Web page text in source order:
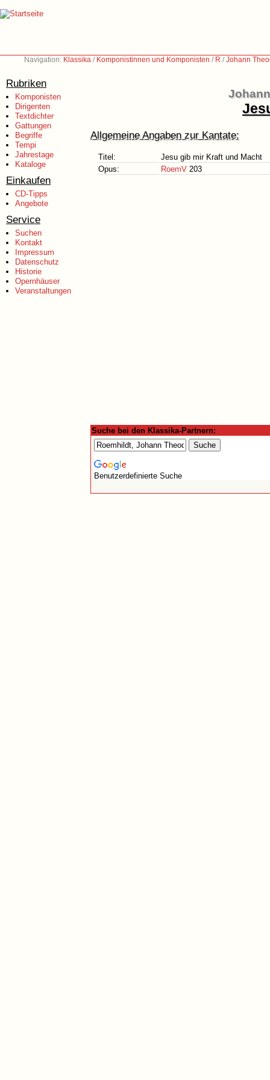
Navigation: Klassika / Komponistinnen und Komponisten / R /Johann
Rubriken
Komponisten
Dirigenten
Textdichter
Gattungen
Begriffe
Tempi
Jahrestage
Kataloge
Einkaufen
CD-Tipps
Angebote
Service
Suchen
Kontakt
Impressum
Datenschutz
Historie
Opernhäuser
Veranstaltungen
Allgemeine Angaben zur Kantate:
Titel:
Jesu gib mir Kraft und Macht
Opus:
RoemV 203
Suche bei den Klassika-Partnern:
Benutzerdefinierte Suche